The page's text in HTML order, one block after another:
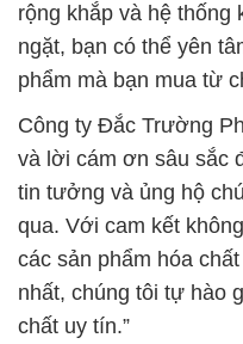
rộng khắp và hệ thống
ngặt, bạn có thể yên
phẩm mà bạn mua từ
Công ty Đắc Trường
và lời cám ơn sâu sắc
tin tưởng và ủng hộ
qua. Với cam kết
các sản phẩm hóa
nhất, chúng tôi tự hào
chất uy tín.”